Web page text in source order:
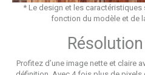
* Le design et les
fonction du modèle et de
Profitez d’une image nette et claire